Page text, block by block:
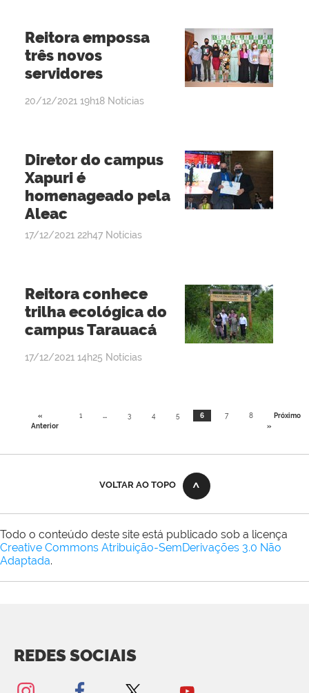
Reitora empossa
três novos
servidores
por
publicado
20/12/2021 19h18 Notícias
Diretor do campus
Xapuri é
homenageado pela
Aleac
por
publicado
17/12/2021 22h47 Notícias
Reitora conhece
trilha ecológica do
campus Tarauacá
por
publicado
17/12/2021 14h25 Notícias
«
Anterior
1 ... 3 4 5 6 7 8
Próximo
»
VOLTAR AO TOPO
Todo o conteúdo deste site está publicado sob a licença
Creative Commons Atribuição-SemDerivações 3.0 Não
Adaptada.
REDES SOCIAIS